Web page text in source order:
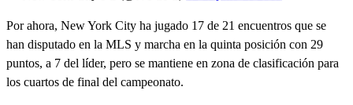
Por ahora, New York City ha jugado 17 de 21 encuentros que se
han disputado en la MLS y marcha en la quinta posición con 29
puntos, a 7 del líder, pero se mantiene en zona de clasificación para
los cuartos de final del campeonato.